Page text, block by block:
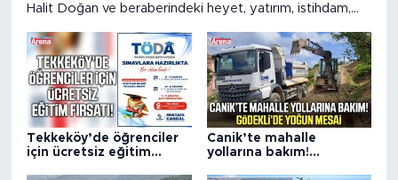
Halit Doğan ve beraberindeki heyet, yatırım, istihdam,
sürdüren Çarşamba Organize Sanayi Bölgesi’ni ziyaret
etti.
Tekkeköy’de öğrenciler
için ücretsiz eğitim
Canik’te mahalle
yollarına bakım!